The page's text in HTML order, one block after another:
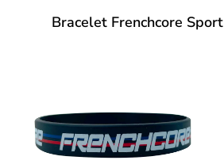
Bracelet Frenchcore Sport